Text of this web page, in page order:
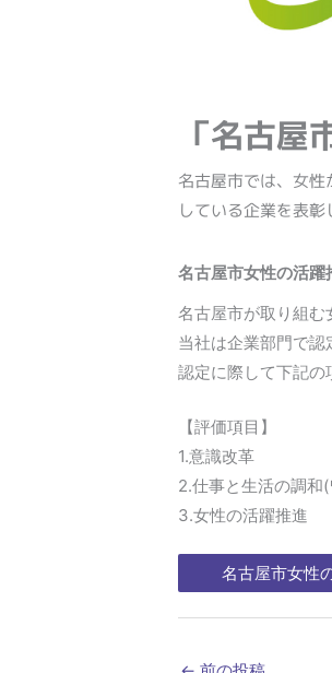
「名古
名古屋市では、女
している企業を表彰
名古屋市女性の活躍
名古屋市が取り組む
当社は企業部門で認
認定に際して下記の
【評価項目】
1.意識改革
2.仕事と生活の調和
3.女性の活躍推進
名古屋市女性